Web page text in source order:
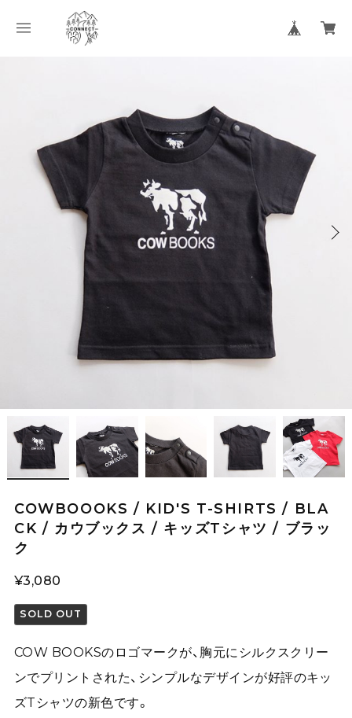
COWBOOOKS / KID'S T-SHIRTS / BLA
CK / カウブックス / キッズTシャツ / ブラッ
ク
¥3,080
SOLD OUT
COW BOOKSのロゴマークが、胸元にシルクスクリー
ンでプリントされた、シンプルなデザインが好評のキッ
ズTシャツの新色です。